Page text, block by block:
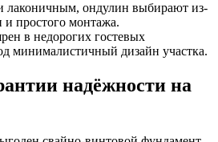
лаконичным, ондулин выбирают из-
и простого монтажа.
в недорогих гостевых
минималистичный дизайн участка.
надёжности на